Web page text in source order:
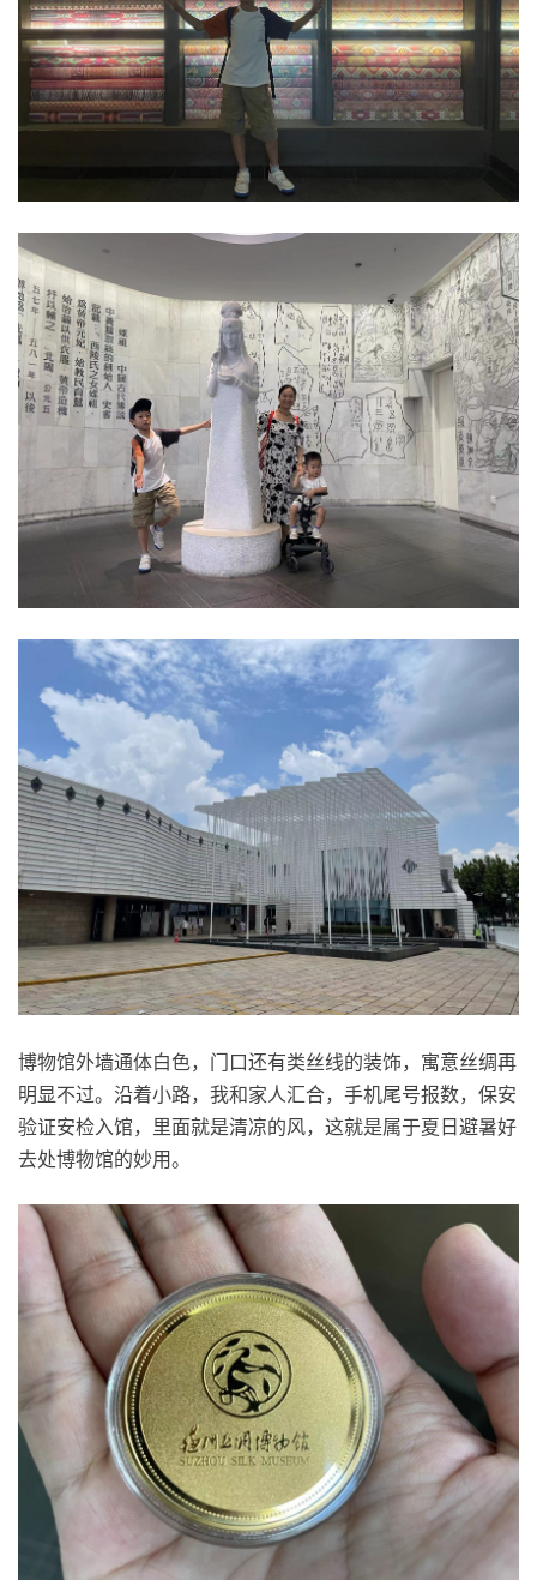
博物馆外墙通体白色，门口还有类丝线的装饰，寓意丝绸再
明显不过。沿着小路，我和家人汇合，手机尾号报数，保安
验证安检入馆，里面就是清凉的风，这就是属于夏日避暑好
去处博物馆的妙用。